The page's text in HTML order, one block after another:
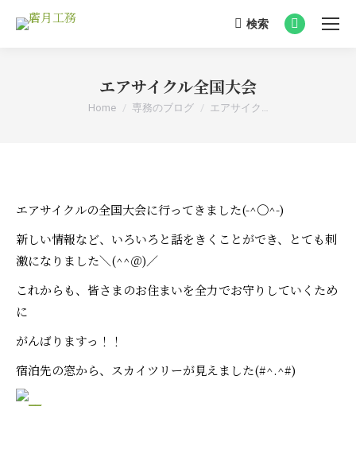
Search:
検索
Facebook
エアサイクル全国大会
You are here:
Home 専務のブログ エアサイク…
エアサイクルの全国大会に行ってきました(-^〇^-)
新しい情報など、いろいろと話をきくことができ、とても刺
激になりました＼(^^＠)／
これからも、皆さまのお住まいを全力でお守りしていくため
に
がんばりますっ！！
宿泊先の窓から、スカイツリーが見えました(#^.^#)